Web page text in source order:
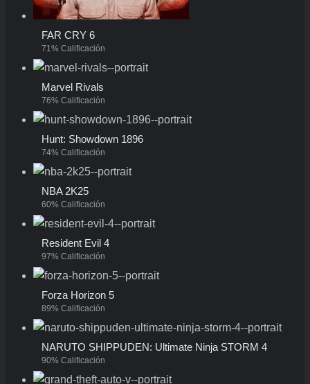
FAR CRY 6
71% Calificación
Marvel Rivals
76% Calificación
Hunt: Showdown 1896
74% Calificación
NBA 2K25
60% Calificación
Resident Evil 4
97% Calificación
Forza Horizon 5
89% Calificación
NARUTO SHIPPUDEN: Ultimate Ninja STORM 4
90% Calificación